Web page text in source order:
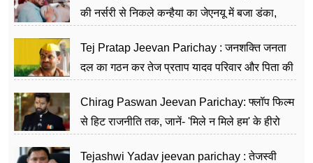
की नर्सरी से निकले कन्हैया का जेएनयू में बजा डंका,
Tej Pratap Jeevan Parichay : जनशक्ति जनता
दल का गठन कर तेज प्रताप यादव परिवार और पिता की
Chirag Paswan Jeevan Parichay: फ्लॉप फिल्म
से हिट राजनीति तक, जानें- 'मिले न मिले हम' के हीरो
Tejashwi Yadav jeevan parichay : तेजस्वी